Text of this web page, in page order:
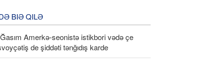
BIƏ QILƏ
Amerkə-seonistə istikbori vədə çe
de şiddəti tənğıdış karde